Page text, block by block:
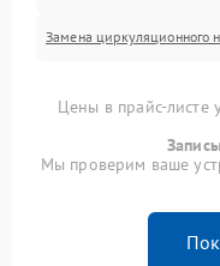
Замена циркуляционного
Цены в прайс-листе
Мы проверим ваше